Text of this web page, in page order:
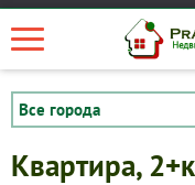
Квартира,